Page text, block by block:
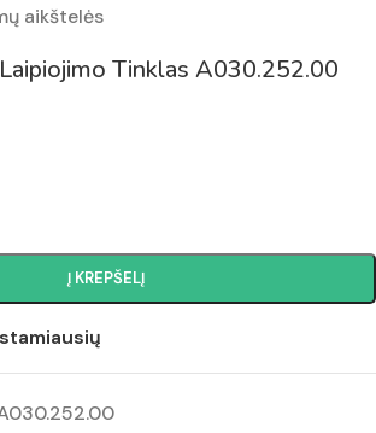
aikštelės
Tinklas A030.252.00
Į KREPŠELĮ